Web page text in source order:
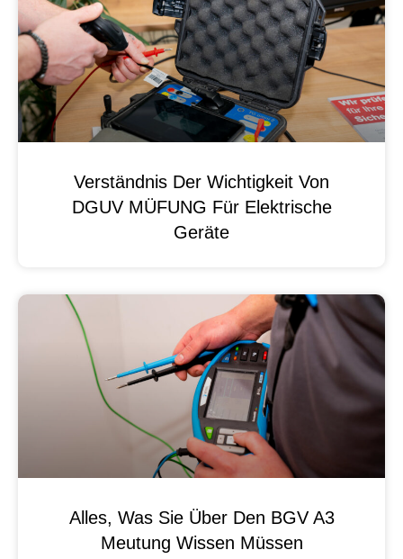
Verständnis Der Wichtigkeit Von
DGUV MÜFUNG Für Elektrische
Geräte
Alles, Was Sie Über Den BGV A3
Meutung Wissen Müssen